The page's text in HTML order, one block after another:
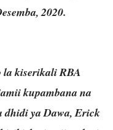
2020.
kiserikali RBA
kupambana na
dhidi ya Dawa, Erick